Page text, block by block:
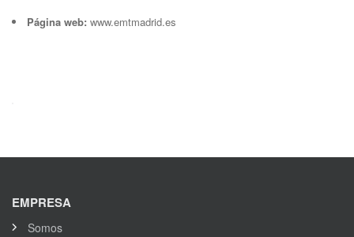
Página web: www.emtmadrid.es
EMPRESA
Somos